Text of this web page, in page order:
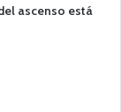
ascenso está